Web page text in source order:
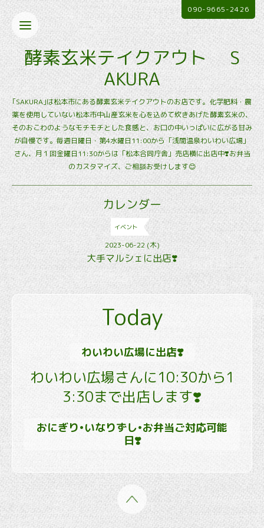
酵素玄米テイクアウト S
AKURA
｢SAKURA｣は松本市にある酵素玄米テイクアウトのお店です。化学肥料・農
薬を使用していない松本市中山産玄米を心を込めて炊きあげた酵素玄米の、
そのおこわのようなモチモチとした食感と、お口の中いっぱいに広がる甘み
が自慢です。毎週日曜日・第4水曜日11:00から「浅間温泉わいわい広場」
さん、月１回金曜日11:30からは「松本合同庁舎」売店横に出店中❣️お弁当
のカスタマイズ、ご相談お受けします😊
090-9665-2426
カレンダー
イベント
2023-06-22 (木)
大手マルシェに出店❣️
Today
わいわい広場に出店❣️
わいわい広場さんに10:30から1
3:30まで出店します❣️
おにぎり•いなりずし•お弁当ご対応可能
日❣️